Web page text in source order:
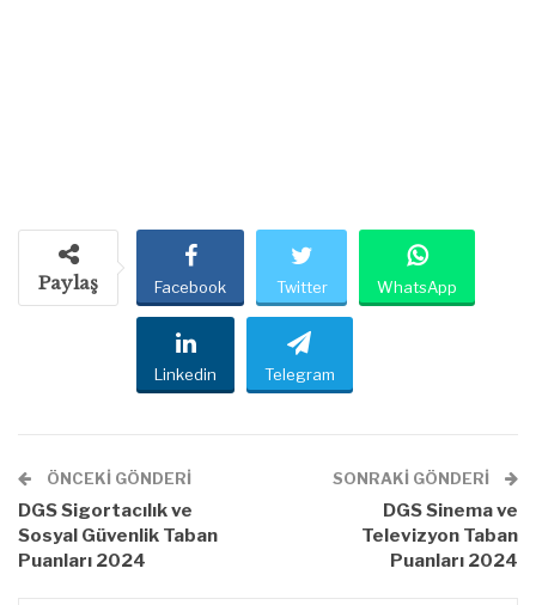
Paylaş Facebook Twitter WhatsApp
Linkedin Telegram
ÖNCEKI GÖNDERI
DGS Sigortacılık ve
Sosyal Güvenlik Taban
Puanları 2024
SONRAKI GÖNDERI
DGS Sinema ve
Televizyon Taban
Puanları 2024